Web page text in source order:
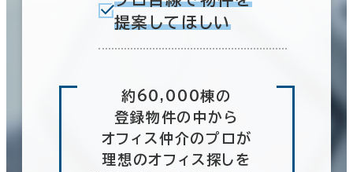
提案してほしい
約60,000棟の
登録物件の中から
オフィス仲介のプロが
理想のオフィス探しを